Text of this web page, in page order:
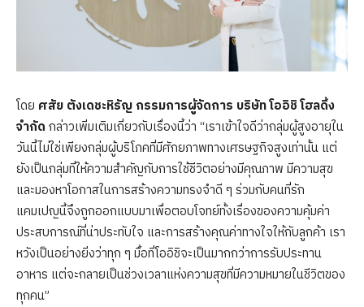
โดย ศสัย ตังเดชะหิรัญ กรรมการผู้จัดการ บริษัท โออิชิ โฮลดิ้ง
จำกัด กล่าวเพิ่มเติมเกี่ยวกับเรื่องนี้ว่า “เราเข้าใจดีว่ากลุ่มผู้สูงอายุใน
วันนี้ไม่ใช่เพียงกลุ่มผู้บริโภคที่มีศักยภาพทางเศรษฐกิจสูงเท่านั้น แต่
ยังเป็นกลุ่มที่ให้ความสำคัญกับการใช้ชีวิตอย่างมีคุณภาพ มีความสุข
และมองหาโอกาสในการสร้างความทรงจำดี ๆ ร่วมกับคนที่รัก
แคมเปญนี้จึงถูกออกแบบมาเพื่อตอบโจทย์ทั้งเรื่องของความคุ้มค่า
ประสบการณ์ที่น่าประทับใจ และการสร้างคุณค่าทางใจให้กับลูกค้า เรา
หวังเป็นอย่างยิ่งว่าทุก ๆ มื้อที่โออิชิจะเป็นมากกว่าการรับประทาน
อาหาร แต่จะกลายเป็นช่วงเวลาแห่งความสุขที่มีความหมายในชีวิตของ
ทุกคน”